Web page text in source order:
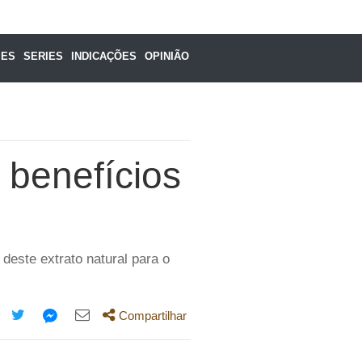
SERIES INDICAÇÕES OPINIÃO
extrato natural para o
Compartilhe
Compartilhe
Compartilhe
Compartilhar